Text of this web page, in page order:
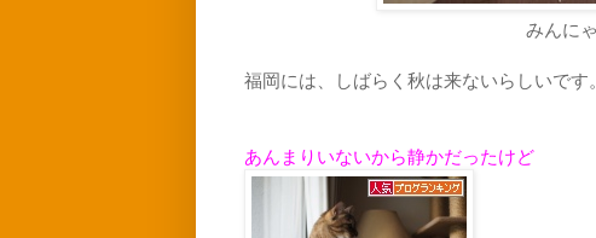
みんに
福岡には、しばらく秋は来ないらしいです。
あんまりいないから静かだったけど